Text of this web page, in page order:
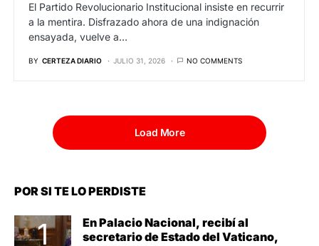
El Partido Revolucionario Institucional insiste en recurrir
a la mentira. Disfrazado ahora de una indignación
ensayada, vuelve a…
BY CERTEZA DIARIO JULIO 31, 2026 NO COMMENTS
Load More
POR SI TE LO PERDISTE
En Palacio Nacional, recibí al
secretario de Estado del Vaticano,